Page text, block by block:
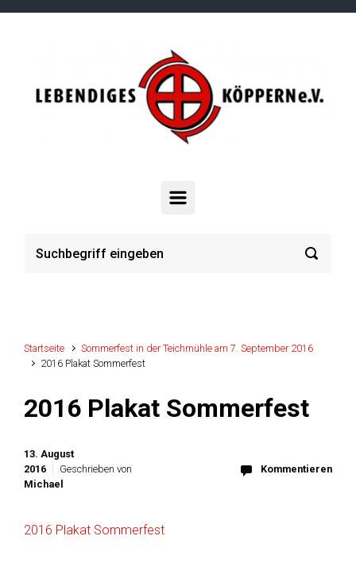
Zum Hauptinhalt springen
Startseite
Sommerfest in der Teichmühle am 7. September 2016
2016 Plakat Sommerfest
2016 Plakat Sommerfest
13. August
2016
Geschrieben von
Michael
Kommentieren
2016 Plakat Sommerfest